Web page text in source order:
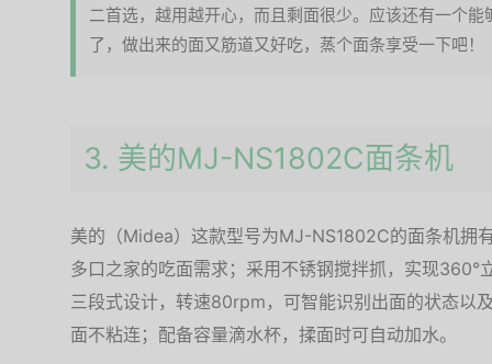
二首选，越用越开心，而且剩面很少。应该还有一个
了，做出来的面又筋道又好吃，蒸个面条享受一下吧！
3. 美的MJ-NS1802C面条机
美的（Midea）这款型号为MJ-NS1802C的面条机拥
多口之家的吃面需求；采用不锈钢搅拌抓，实现
三段式设计，转速80rpm，可智能识别出面的状态以
面不粘连；配备容量滴水杯，揉面时可自动加水。